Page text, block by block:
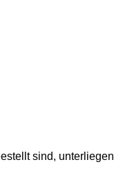
sind,